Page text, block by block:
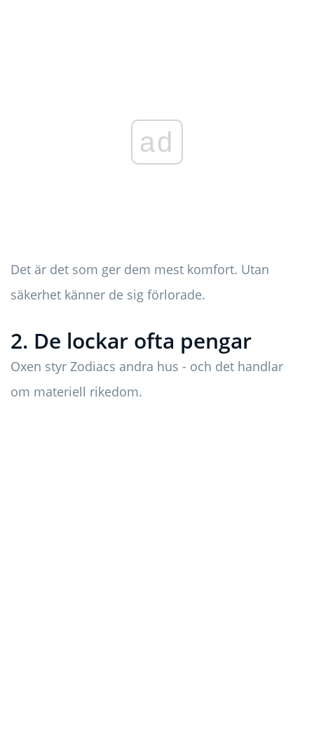
ad
Det är det som ger dem mest komfort. Utan
säkerhet känner de sig förlorade.
2. De lockar ofta pengar
Oxen styr Zodiacs andra hus - och det handlar
om materiell rikedom.